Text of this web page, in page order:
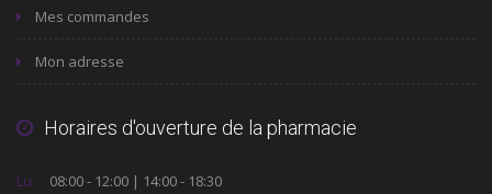
Mes commandes
Mon adresse
Horaires d'ouverture de la pharmacie
Lu 08:00 - 12:00 | 14:00 - 18:30